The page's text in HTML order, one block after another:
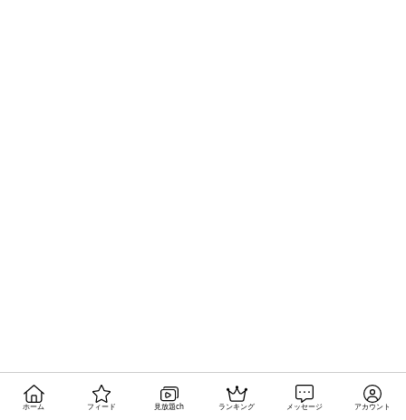
ホーム フィード 見放題ch ランキング メッセージ アカウント